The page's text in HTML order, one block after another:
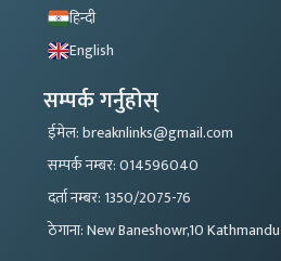
हिन्दी
English
सम्पर्क गर्नुहोस्
ईमेल: breaknlinks@gmail.com
सम्पर्क नम्बर: 014596040
दर्ता नम्बर: 1350/2075-76
ठेगाना: New Baneshowr,10 Kathmandu